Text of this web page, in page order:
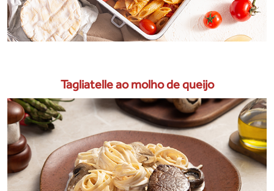
Tagliatelle ao molho de queijo